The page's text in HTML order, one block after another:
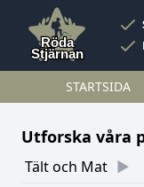
STARTSIDA
Utforska våra
Tält och Mat